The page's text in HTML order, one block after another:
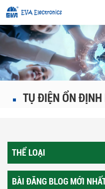
TỤ ĐIỆN ỔN ĐỊNH
THỂ LOẠI
BÀI ĐĂNG BLOG MỚI